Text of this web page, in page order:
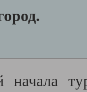
начала